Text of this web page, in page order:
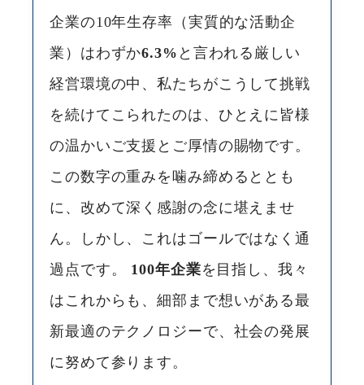
企業の10年生存率（実質的な活動企
業）はわずか6.3% と言われる厳しい
経営環境の中、私たちがこうして挑戦
を続けてこられたのは、ひとえに皆様
の温かいご支援とご厚情の賜物です。
この数字の重みを噛み締めるととも
に、改めて深く感謝の念に堪えませ
ん。しかし、これはゴールではなく通
過点です。 100年企業を目指し、我々
はこれからも、細部まで想いがある最
新最適のテクノロジーで、社会の発展
に努めて参ります。